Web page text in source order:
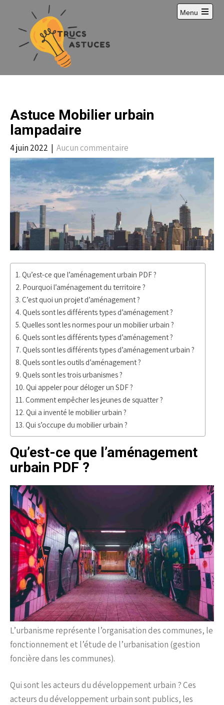
o
Menu
Astuce Mobilier urbain
lampadaire
4 juin 2022 | Aucun commentaire
Qu’est-ce que l’aménagement urbain PDF ?
Pourquoi l’aménagement du territoire ?
C’est quoi un projet d’aménagement ?
Quels sont les différents types d’aménagement ?
Quelles sont les normes pour un mobilier urbain ?
Quels sont les différents types d’aménagement ?
Quels sont les différents types d’aménagement urbain ?
Quels sont les outils d’aménagement ?
Quels sont les trois urbanismes ?
Qui appeler pour déloger un SDF ?
Comment empêcher les jeunes de squatter ?
Qui a inventé le mobilier urbain ?
Qui s’occupe du mobilier urbain ?
Qu’est-ce que l’aménagement
urbain PDF ?
L’urbanisme représente l’organisation des communes, le
fonctionnement et l’étude de l’urbanisation (gestion
foncière dans les communes).
Qui sont les acteurs du développement urbain ? Ces
acteurs du développement urbain sont publics, les